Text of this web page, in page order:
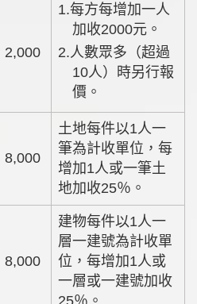
2,000
1.每方每增加一人
加收2000元。
2.人數眾多（超過
10人）時另行報
價。
8,000
土地每件以1人一
筆為計收單位，每
增加1人或一筆土
地加收25％。
8,000
建物每件以1人一
層一建號為計收單
位，每增加1人或
一層或一建號加收
25％。